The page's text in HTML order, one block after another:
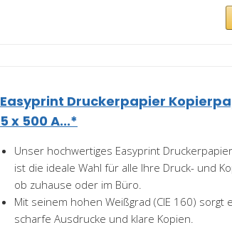
Easyprint Druckerpapier
5 x 500 A...*
Unser hochwertiges Easyprint
ist die ideale Wahl für alle Ihre Druck- und
ob zuhause oder im Büro.
Mit seinem hohen Weißgrad (CIE 160) sorgt
scharfe Ausdrucke und klare Kopien.